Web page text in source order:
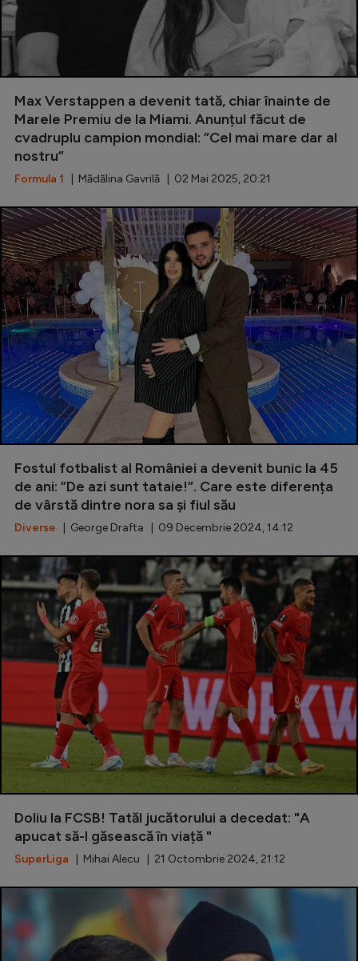
Max Verstappen a devenit tată, chiar înainte de
Marele Premiu de la Miami. Anunțul făcut de
cvadruplu campion mondial: ”Cel mai mare dar al
nostru”
Formula 1 | Mădălina Gavrilă | 02 Mai 2025, 20:21
Fostul fotbalist al României a devenit bunic la 45
de ani: ”De azi sunt tataie!”. Care este diferența
de vârstă dintre nora sa și fiul său
Diverse | George Drafta | 09 Decembrie 2024, 14:12
Doliu la FCSB! Tatăl jucătorului a decedat: "A
apucat să-l găsească în viață "
SuperLiga | Mihai Alecu | 21 Octombrie 2024, 21:12